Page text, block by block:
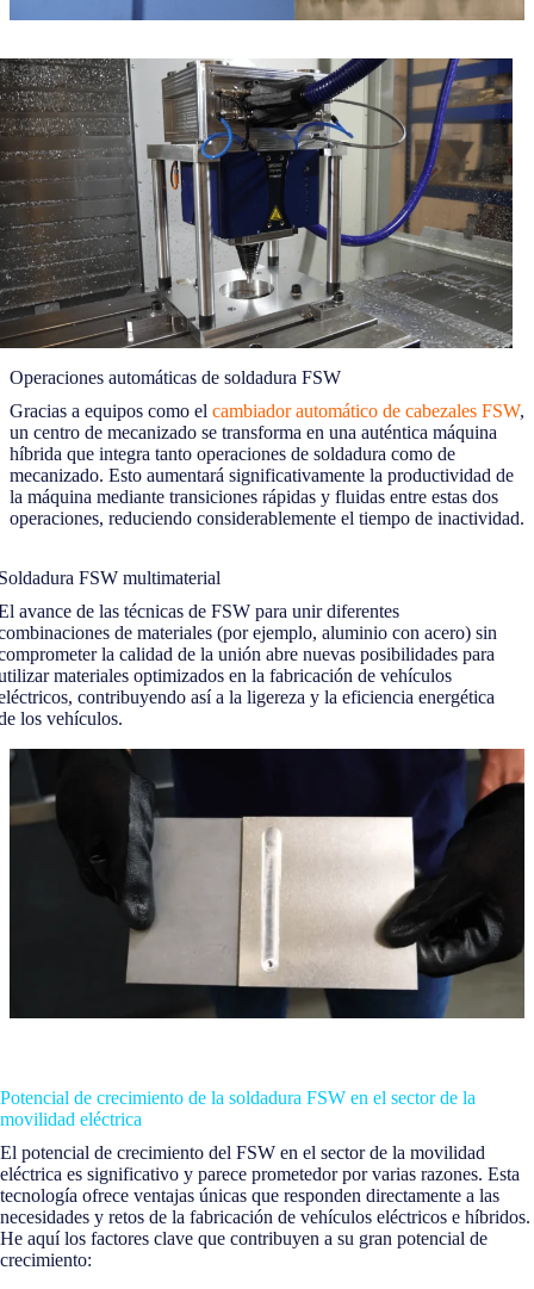
Operaciones automáticas de soldadura FSW
Gracias a equipos como el cambiador automático de cabezales FSW,
un centro de mecanizado se transforma en una auténtica máquina
híbrida que integra tanto operaciones de soldadura como de
mecanizado. Esto aumentará significativamente la productividad de
la máquina mediante transiciones rápidas y fluidas entre estas dos
operaciones, reduciendo considerablemente el tiempo de inactividad.
FSW multimaterial
avance de las técnicas de FSW para unir diferentes
de materiales (por ejemplo, aluminio con acero) sin
la calidad de la unión abre nuevas posibilidades para
materiales optimizados en la fabricación de vehículos
contribuyendo así a la ligereza y la eficiencia energética
los vehículos.
Potencial de crecimiento de la soldadura FSW en el sector de la
movilidad eléctrica
El potencial de crecimiento del FSW en el sector de la movilidad
eléctrica es significativo y parece prometedor por varias razones. Esta
tecnología ofrece ventajas únicas que responden directamente a las
necesidades y retos de la fabricación de vehículos eléctricos e híbridos.
He aquí los factores clave que contribuyen a su gran potencial de
crecimiento: